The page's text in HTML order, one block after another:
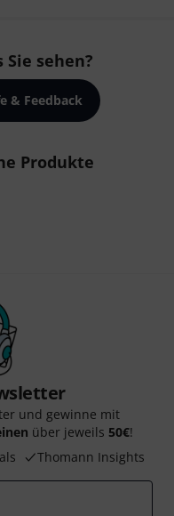
sehen?
& Feedback
Produkte
und gewinne mit
über jeweils 50€!
Thomann Insights